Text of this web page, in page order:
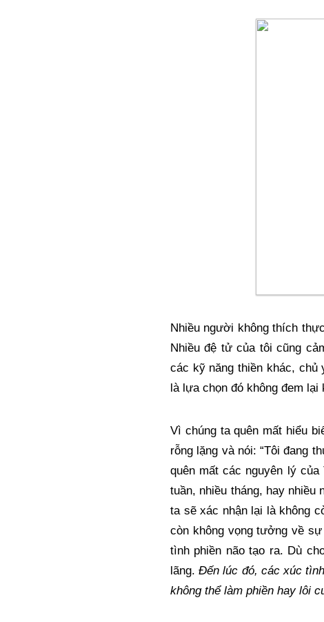
Nhiều người không thích
Nhiều đệ tử của tôi cũng
các kỹ năng thiền khác, chủ
là lựa chọn đó không đem
Vì chúng ta quên mất hiểu
rỗng lặng và nói: “Tôi đang
quên mất các nguyên lý
tuần, nhiều tháng, hay
ta sẽ xác nhận lại là không
còn không vọng tưởng về
tình phiền não tạo ra. Dù
lãng. Đến lúc đó, các xúc
không thể làm phiền hay lôi